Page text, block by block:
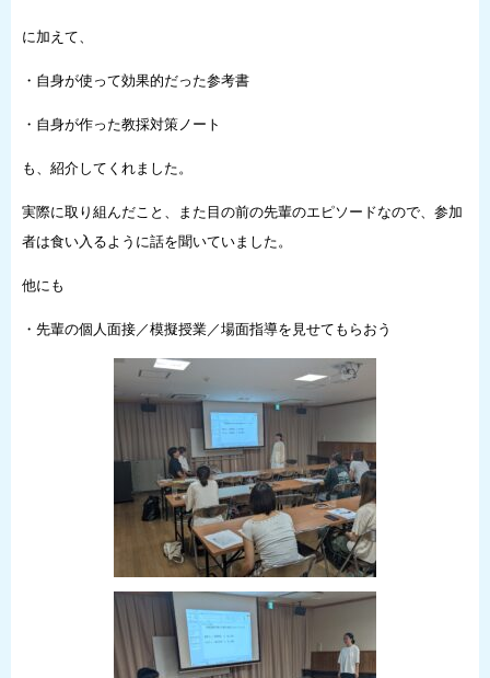
に加えて、
・自身が使って効果的だった参考書
・自身が作った教採対策ノート
も、紹介してくれました。
実際に取り組んだこと、また目の前の先輩のエピソードなので、参加
者は食い入るように話を聞いていました。
他にも
・先輩の個人面接／模擬授業／場面指導を見せてもらおう